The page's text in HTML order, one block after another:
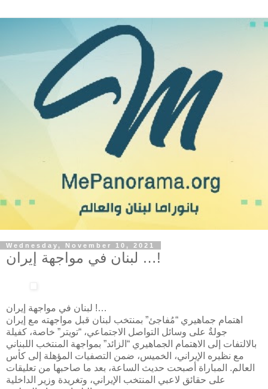
Wednesday, November 10, 2021
لبنان في مواجهة إيران …!
لبنان في مواجهة إيران !…
اهتمام جماهيري “مُفاجئ” بمنتخب لبنان قبل مواجهته مع إيران
جولةٌ على وسائل التواصل الاجتماعي، “تويتر” خاصة، كفيلة
بالالتفات إلى الاهتمام الجماهيري “الزائد” بمواجهة المنتخب اللبناني
مع نظيره الإيراني، الخميس، ضمن التصفيات المؤهلة إلى كأس
العالم. المباراة أصبحت حديث الساعة، بعد ما صاحبها من تعليقات
على حقائق لاعبي المنتخب الإيراني، وتغريدة وزير الداخلية